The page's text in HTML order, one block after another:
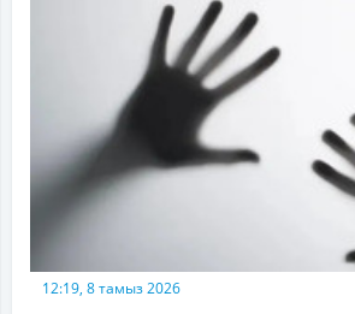
12:19, 8 тамыз 2026